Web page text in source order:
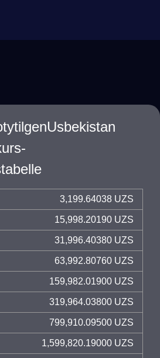
3,199.64038 UZS
15,998.20190 UZS
31,996.40380 UZS
63,992.80760 UZS
159,982.01900 UZS
319,964.03800 UZS
799,910.09500 UZS
1,599,820.19000 UZS